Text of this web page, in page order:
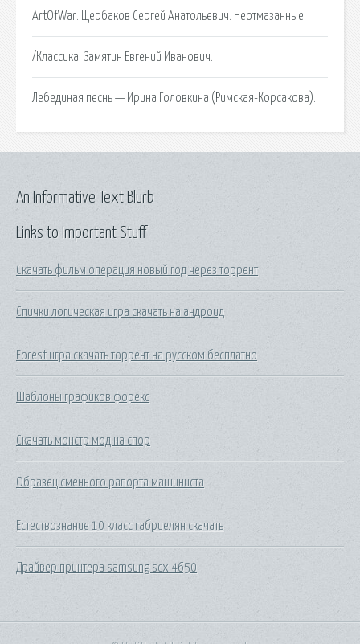
ArtOfWar. Щербаков Сергей Анатольевич. Неотмазанные.
/Классика: Замятин Евгений Иванович.
Лебединая песнь — Ирина Головкина (Римская-Корсакова).
Links to Important Stuff
Скачать фильм операция новый год через торрент
Спички логическая игра скачать на андроид
Forest игра скачать торрент на русском бесплатно
Шаблоны графиков форекс
Скачать монстр мод на спор
Образец сменного рапорта машиниста
Естествознание 10 класс габриелян скачать
Драйвер принтера samsung scx 4650
An Informative Text Blurb